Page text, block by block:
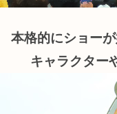
本格的にショー
キャラクター